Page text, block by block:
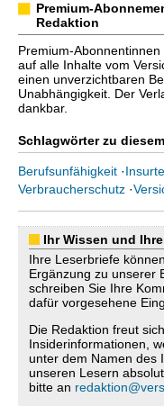
Premium-
Redaktion
Premium-
auf alle Inhalte vom
einen unverzichtbaren
Unabhängigkeit. Der
dankbar.
Schlagwörter zu
Berufsunfähigkeit ·
Verbraucherschutz ·
Ihr Wissen und
Ihre Leserbriefe
Ergänzung zu unserer
schreiben Sie Ihre
dafür vorgesehene
Die Redaktion freut
Insiderinformationen,
unter dem Namen des
unseren Lesern
bitte an